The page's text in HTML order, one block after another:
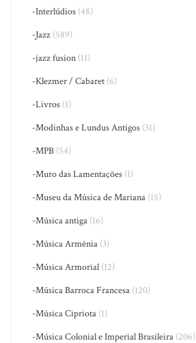
-Interlúdios (48)
-Jazz (589)
-jazz fusion (11)
-Klezmer / Cabaret (6)
-Livros (1)
-Modinhas e Lundus Antigos (31)
-MPB (54)
-Muro das Lamentações (1)
-Museu da Música de Mariana (15)
-Música antiga (16)
-Música Armênia (3)
-Música Armorial (12)
-Música Barroca Francesa (120)
-Música Cipriota (1)
-Música Colonial e Imperial Brasileira (206)